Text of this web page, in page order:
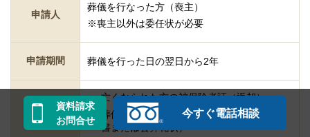
申請人
葬儀を行なった方（喪主）
※喪主以外は委任状が必要
申請期間 葬儀を行った日の翌日から2年
亡くなられた方の被保険者証（返却）
葬儀を行ったことが確認できるもの（領収
書または会葬礼状）
資料請求
お問合せ
今すぐ電話相談